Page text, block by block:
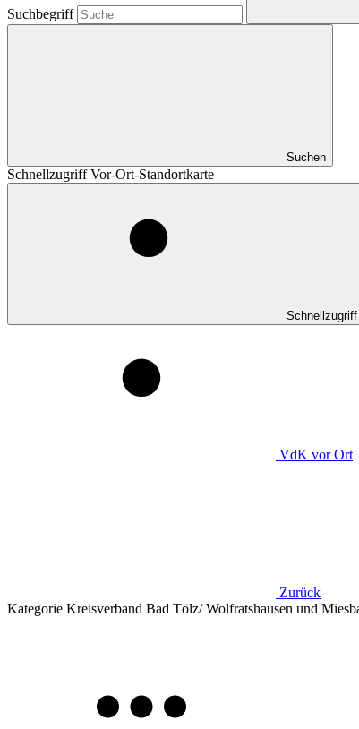
Suchbegriff
Suchen
Schnellzugriff Vor-Ort-Standortkarte
VdK vor Ort
Zurück
Kategorie Kreisverband Bad Tölz/ Wolfratshausen und